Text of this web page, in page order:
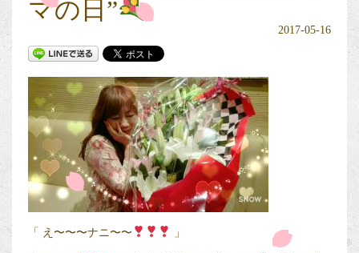
マの日”
2017-05-16
「 え〜〜〜ナニ〜〜 」